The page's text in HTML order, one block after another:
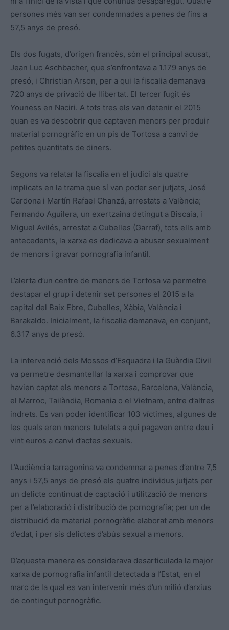
persones més van ser condemnades a penes de fins a
57,5 anys de presó.
Els dos fugats, d’origen francès, són el principal acusat,
Jean Luc Aschbacher, que s’enfrontava a 1.179 anys de
presó, i Christian Arson, per a qui la fiscalia demanava
720 anys de privació de llibertat. El tercer fugit és
Youness en Naciri. A tots tres els van detenir el 2015
quan es va descobrir que captaven menors per produir
material pornogràfic en un pis de Tortosa a canvi de
petites quantitats de diners.
Segons va relatar la fiscalia en el judici als quatre
implicats en la trama que sí van poder ser jutjats, José
Cardona i Martín Rafael Chanzá, arrestats a València;
Fernando Aguilera, un exertzaina detingut a Biscaia, i
Miguel Avilés, arrestat a Cubelles (Garraf), tots ells amb
antecedents, la xarxa es dedicava a abusar sexualment
de menors i gravar pornografia infantil.
L’alerta d’un centre de menors de Tortosa va permetre
destapar el grup i detenir set persones el 2015 a la
capital del Baix Ebre, Cubelles, Xàbia, València i
Barakaldo. Inicialment, la fiscalia demanava, en conjunt,
6.317 anys de presó.
La intervenció dels Mossos d’Esquadra i la Guàrdia Civil
va permetre desmantellar la xarxa i comprovar que
havien captat els menors a Tortosa, Barcelona, València,
el Marroc, Tailàndia, Romania o el Vietnam, entre d’altres
indrets. Es van poder identificar 103 víctimes, algunes de
les quals eren menors tutelats a qui pagaven entre deu i
vint euros a canvi d’actes sexuals.
L’Audiència tarragonina va condemnar a penes d’entre 7,5
anys i 57,5 anys de presó els quatre individus jutjats per
un delicte continuat de captació i utilització de menors
per a l’elaboració i distribució de pornografia; per un de
distribució de material pornogràfic elaborat amb menors
d’edat, i per sis delictes d’abús sexual a menors.
D’aquesta manera es considerava desarticulada la major
xarxa de pornografia infantil detectada a l’Estat, en el
marc de la qual es van intervenir més d’un milió d’arxius
de contingut pornogràfic.